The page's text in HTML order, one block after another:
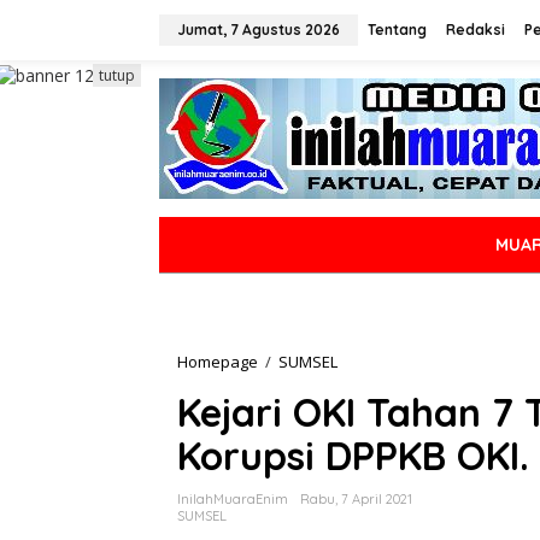
a
Jumat, 7 Agustus 2026 Tentang Redaksi
tutup
Homepage / SUMSEL
j
a
r
i
O
Kejari OKI Tahan 7
Korupsi DPPKB OKI.
InilahMuaraEnim
Rabu, 7 April 2021
SUMSEL